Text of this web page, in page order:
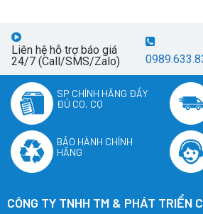
Liên hệ hỗ trợ báo giá
24/7 (Call/SMS/Zalo)
SP CHÍNH HÃNG ĐẦY
ĐỦ CO, CQ
BẢO HÀNH CHÍNH
HÃNG
CÔNG TY TNHH TM & PHÁT TRIỂN